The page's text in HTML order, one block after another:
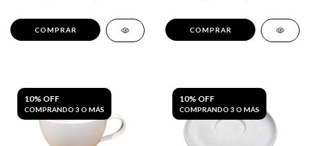
10% OFF
COMPRANDO 3 O MÁS
10% OFF
COMPRANDO 3 O MÁS